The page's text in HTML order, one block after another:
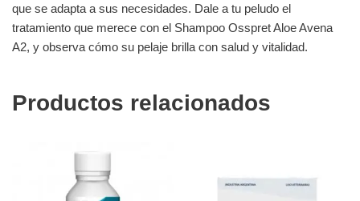
que se adapta a sus necesidades. Dale a tu peludo el
tratamiento que merece con el Shampoo Osspret Aloe Avena
A2, y observa cómo su pelaje brilla con salud y vitalidad.
Productos relacionados